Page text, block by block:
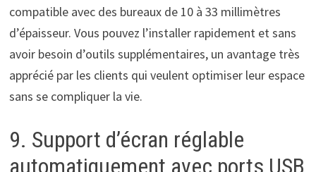
compatible avec des bureaux de 10 à 33 millimètres
d’épaisseur. Vous pouvez l’installer rapidement et sans
avoir besoin d’outils supplémentaires, un avantage très
apprécié par les clients qui veulent optimiser leur espace
sans se compliquer la vie.
9. Support d’écran réglable
automatiquement avec ports USB